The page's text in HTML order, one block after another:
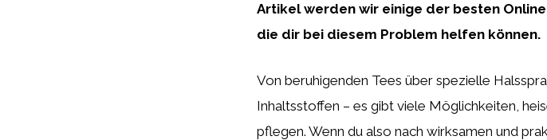
Artikel werden wir einige der besten
die dir bei diesem Problem helfen können.
Von beruhigenden Tees über spezielle
Inhaltsstoffen – es gibt viele Möglichkeiten,
pflegen. Wenn du also nach wirksamen und